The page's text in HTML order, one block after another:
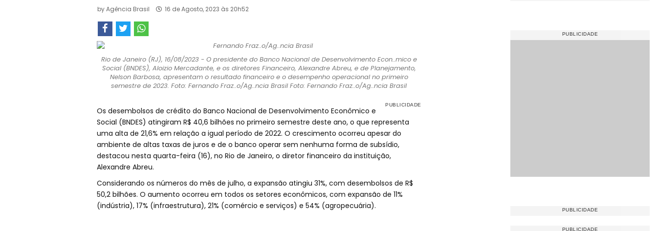
byAgência Brasil 16 de Agosto, 2023 às 20h52
Rio de Janeiro (RJ), 16/08/2023 - O presidente do Banco Nacional de Desenvolvimento Econ..mico e
Social (BNDES), Aloizio Mercadante, e os diretores Financeiro, Alexandre Abreu, e de Planejamento,
Nelson Barbosa, apresentam o resultado financeiro e o desempenho operacional no primeiro
semestre de 2023. Foto: Fernando Fraz..o/Ag..ncia Brasil Foto: Fernando Fraz..o/Ag..ncia Brasil
Os desembolsos de crédito do Banco Nacional de Desenvolvimento Econômico e
Social (BNDES) atingiram R$ 40,6 bilhões no primeiro semestre deste ano, o que representa
uma alta de 21,6% em relação a igual período de 2022. O crescimento ocorreu apesar do
ambiente de altas taxas de juros e de o banco operar sem nenhuma forma de subsídio,
destacou nesta quarta-feira (16), no Rio de Janeiro, o diretor financeiro da instituição,
Alexandre Abreu.
Considerando os números do mês de julho, a expansão atingiu 31%, com desembolsos de R$
50,2 bilhões. O aumento ocorreu em todos os setores econômicos, com expansão de 11%
(indústria), 17% (infraestrutura), 21% (comércio e serviços) e 54% (agropecuária).